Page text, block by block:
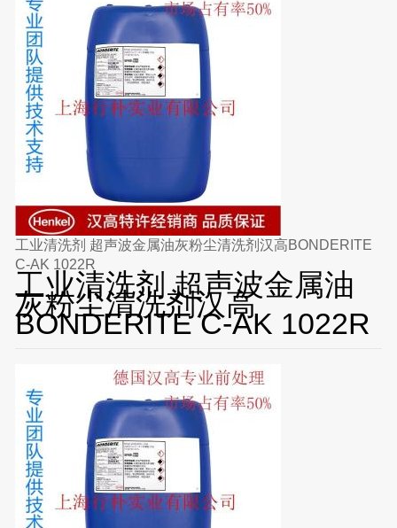
工业清洗剂 超声波金属油灰粉尘清洗剂汉高BONDERITE
C-AK 1022R
工业清洗剂 超声波金属油
灰粉尘清洗剂汉高
BONDERITE C-AK 1022R